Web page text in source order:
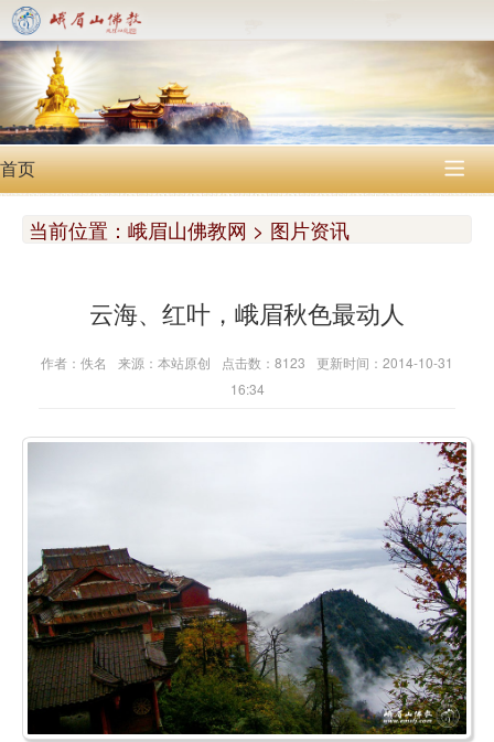
首页 
当前位置： 峨眉山佛教网 > 图片资讯
云海、红叶，峨眉秋色最动人
作者：佚名 来源：本站原创 点击数：8123
更新时间：2014-10-31
16:34